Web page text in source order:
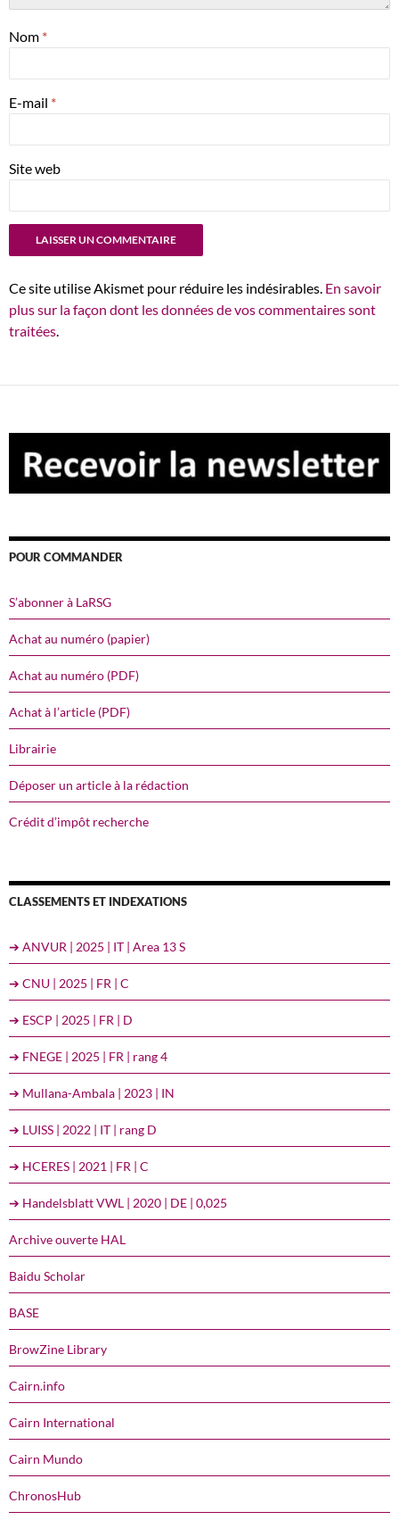
Nom *
E-mail *
Site web
Ce site utilise Akismet pour réduire les indésirables. En savoir
plus sur la façon dont les données de vos commentaires sont
traitées
POUR COMMANDER
S’abonner à LaRSG
Achat au numéro (papier)
Achat au numéro (PDF)
Achat à l’article (PDF)
Librairie
Déposer un article à la rédaction
Crédit d’impôt recherche
CLASSEMENTS ET INDEXATIONS
➔ ANVUR | 2025 | IT | Area 13 S
➔ CNU | 2025 | FR | C
➔ ESCP | 2025 | FR | D
➔ FNEGE | 2025 | FR | rang 4
➔ Mullana-Ambala | 2023 | IN
➔ LUISS | 2022 | IT | rang D
➔ HCERES | 2021 | FR | C
➔ Handelsblatt VWL | 2020 | DE | 0,025
Archive ouverte HAL
Baidu Scholar
BASE
BrowZine Library
Cairn.info
Cairn International
Cairn Mundo
ChronosHub